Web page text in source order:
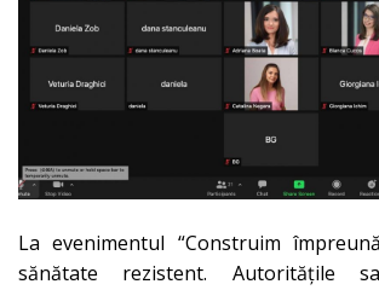
La evenimentul “Construim
sănătate rezistent. Autoritățile